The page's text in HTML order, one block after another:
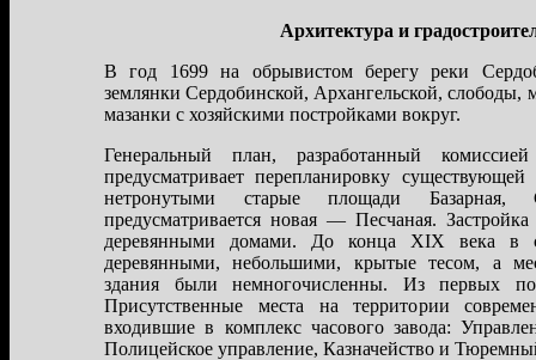
Архитектура и
В год 1699 на обрывистом берегу реки
землянки Сердобинской, Архангельской, слободы,
мазанки с хозяйскими постройками вокруг.
Генеральный план, разработанный
предусматривает перепланировку
нетронутыми старые площади Базарная,
предусматривается новая — Песчаная.
деревянными домами. До конца XIX века в
деревянными, небольшими, крытые тесом, а
здания были немногочисленны. Из первых
Присутственные места на территории
входившие в комплекс часового завода:
Полицейское управление, Казначейство и